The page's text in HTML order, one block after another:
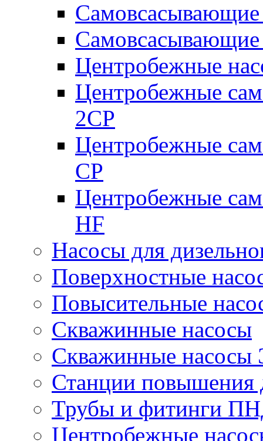
Самовсасывающие
Центробежные
Центробежные
2CP
Центробежные
CP
Центробежные
HF
Насосы для
Поверхностные
Повысительные
Скважинные насосы
Скважинные
Станции повышения
Трубы и фитинги
Центробежные